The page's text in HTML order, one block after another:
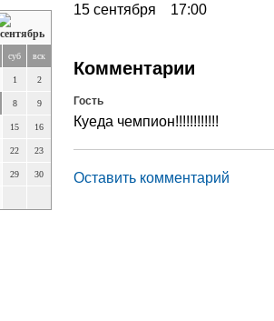
суб вск
1 2
8 9
15 16
22 23
29 30
15 сентября 17:00
Комментарии
Гость
Куеда чемпион!!!!!!!!!!!!
Оставить комментарий